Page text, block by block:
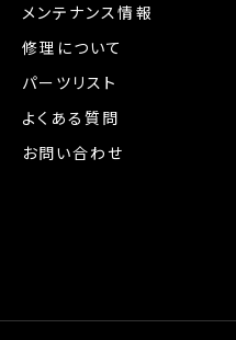
メンテナンス情報
修理について
パーツリスト
よくある質問
お問い合わせ